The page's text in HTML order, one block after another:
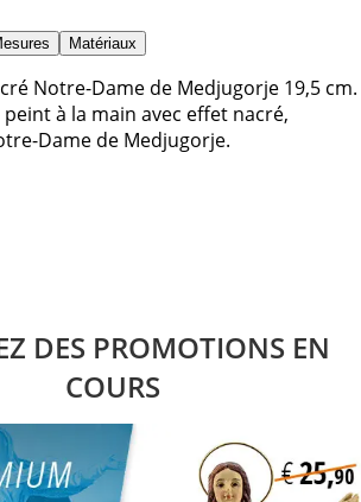
Matériaux
Notre-Dame de Medjugorje 19,5 cm.
à la main avec effet nacré,
Dame de Medjugorje.
DES PROMOTIONS EN
COURS